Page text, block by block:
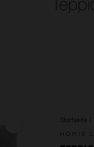
Startseite /
HOMIE